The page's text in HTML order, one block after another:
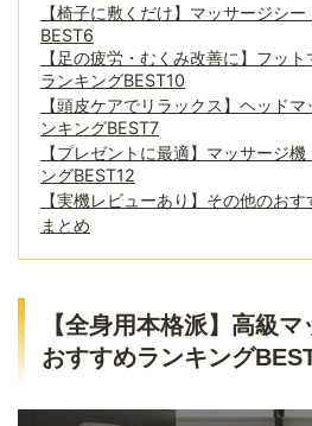
【椅子に敷くだけ】マッサージシ
BEST6
【足の疲労・むくみ改善に】フッ
ランキングBEST10
【頭皮ケアでリラックス】ヘッド
ンキングBEST7
【プレゼントに最適】マッサージ
ングBEST12
【実機レビューあり】その他のお
まとめ
【全身用本格派】高級
おすすめランキング